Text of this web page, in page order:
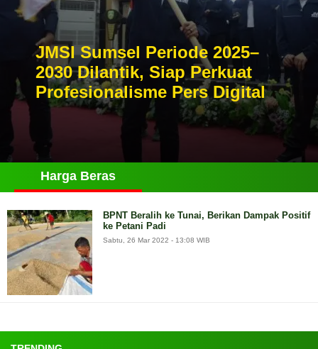
JMSI Sumsel Periode 2025–
2030 Dilantik, Siap Perkuat
Profesionalisme Pers Digital
Harga Beras
BPNT Beralih ke Tunai, Berikan Dampak Positif
ke Petani Padi
Sabtu, 26 Mar 2022 - 13:08 WIB